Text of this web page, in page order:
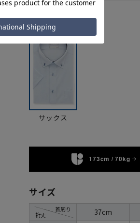
カラー
サックス
173cm / 70kg
サイズ
裄丈
首周り 37cm